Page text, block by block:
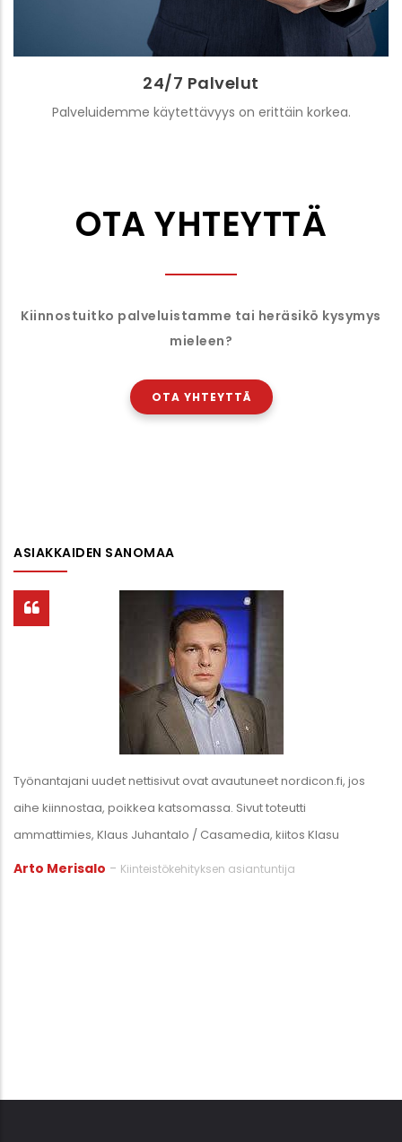
24/7 Palvelut
Palveluidemme käytettävyys on erittäin korkea.
OTA YHTEYTTÄ
Kiinnostuitko palveluistamme tai heräsikö kysymys
mieleen?
OTA YHTEYTTÄ
ASIAKKAIDEN SANOMAA
Osaava It-ammattilainen.
Marko Kalliokoski Turvallisuusasiantuntija